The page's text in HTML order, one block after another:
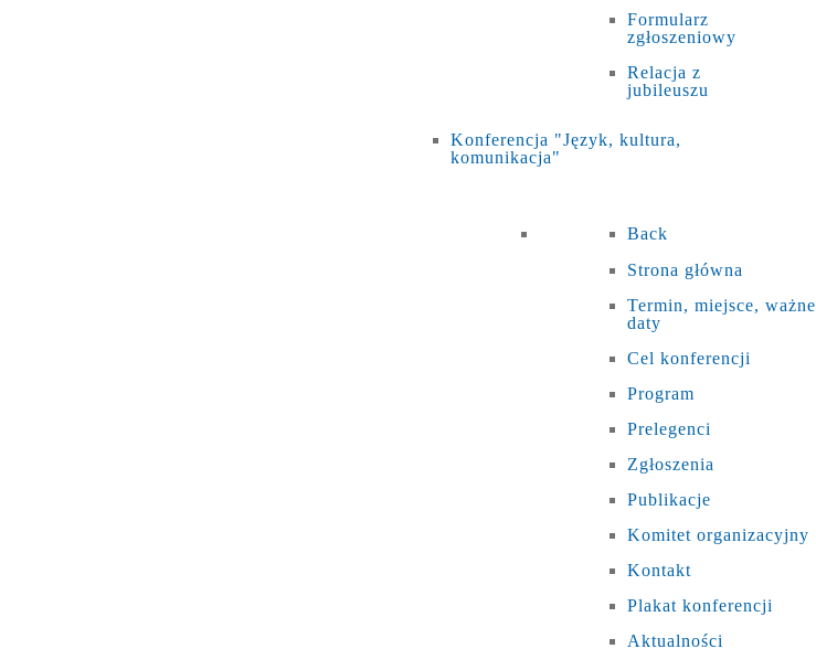
Formularz
zgłoszeniowy
Relacja z
jubileuszu
Konferencja "Język, kultura,
komunikacja"
Back
Strona główna
Termin, miejsce, ważne
daty
Cel konferencji
Program
Prelegenci
Zgłoszenia
Publikacje
Komitet organizacyjny
Kontakt
Plakat konferencji
Aktualności